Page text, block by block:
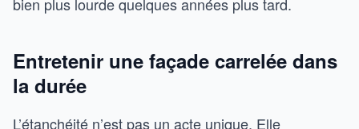
Entretenir une façade carrelée dans
la durée
L’étanchéité n’est pas un acte unique. Elle